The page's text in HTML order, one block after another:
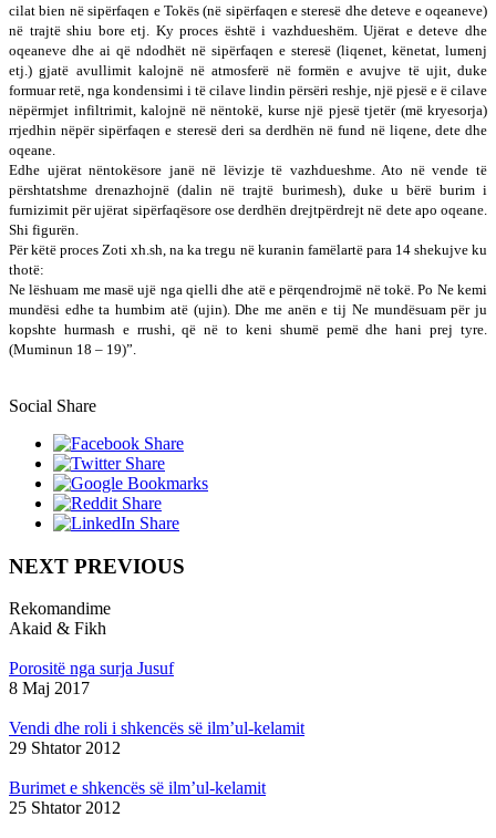
cilat bien në sipërfaqen e Tokës (në sipërfaqen e steresë dhe deteve e oqeaneve)
në trajtë shiu bore etj. Ky proces është i vazhdueshëm. Ujërat e deteve dhe
oqeaneve dhe ai që ndodhët në sipërfaqen e steresë (liqenet, kënetat, lumenj
etj.) gjatë avullimit kalojnë në atmosferë në formën e avujve të ujit, duke
formuar retë, nga kondensimi i të cilave lindin përsëri reshje, një pjesë e ë cilave
nëpërmjet infiltrimit, kalojnë në nëntokë, kurse një pjesë tjetër (më kryesorja)
rrjedhin nëpër sipërfaqen e steresë deri sa derdhën në fund në liqene, dete dhe
oqeane.
Edhe ujërat nëntokësore janë në lëvizje të vazhdueshme. Ato në vende të
përshtatshme drenazhojnë (dalin në trajtë burimesh), duke u bërë burim i
furnizimit për ujërat sipërfaqësore ose derdhën drejtpërdrejt në dete apo oqeane.
Shi figurën.
Për këtë proces Zoti xh.sh, na ka tregu në kuranin famëlartë para 14 shekujve ku
thotë:
Ne lëshuam me masë ujë nga qielli dhe atë e përqendrojmë në tokë. Po Ne kemi
mundësi edhe ta humbim atë (ujin). Dhe me anën e tij Ne mundësuam për ju
kopshte hurmash e rrushi, që në to keni shumë pemë dhe hani prej tyre.
(Muminun 18 – 19)”.
Social Share
NEXT PREVIOUS
Rekomandime
Akaid & Fikh
Porositë nga surja Jusuf
8 Maj 2017
Vendi dhe roli i shkencës së ilm’ul-kelamit
29 Shtator 2012
Burimet e shkencës së ilm’ul-kelamit
25 Shtator 2012